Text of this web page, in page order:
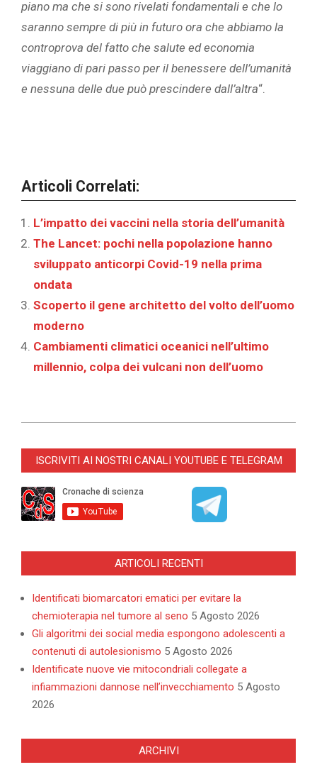
piano ma che si sono rivelati fondamentali e che lo
saranno sempre di più in futuro ora che abbiamo la
controprova del fatto che salute ed economia
viaggiano di pari passo per il benessere dell’umanità
e nessuna delle due può prescindere dall’altra“.
Articoli Correlati:
L’impatto dei vaccini nella storia dell’umanità
The Lancet: pochi nella popolazione hanno
sviluppato anticorpi Covid-19 nella prima
ondata
Scoperto il gene architetto del volto dell’uomo
moderno
Cambiamenti climatici oceanici nell’ultimo
millennio, colpa dei vulcani non dell’uomo
04-
ISCRIVITI AI NOSTRI CANALI YOUTUBE E TELEGRAM
ARTICOLI RECENTI
Identificati biomarcatori ematici per evitare la
chemioterapia nel tumore al seno 5 Agosto 2026
Gli algoritmi dei social media espongono adolescenti a
contenuti di autolesionismo 5 Agosto 2026
Identificate nuove vie mitocondriali collegate a
infiammazioni dannose nell’invecchiamento 5 Agosto
2026
ARCHIVI